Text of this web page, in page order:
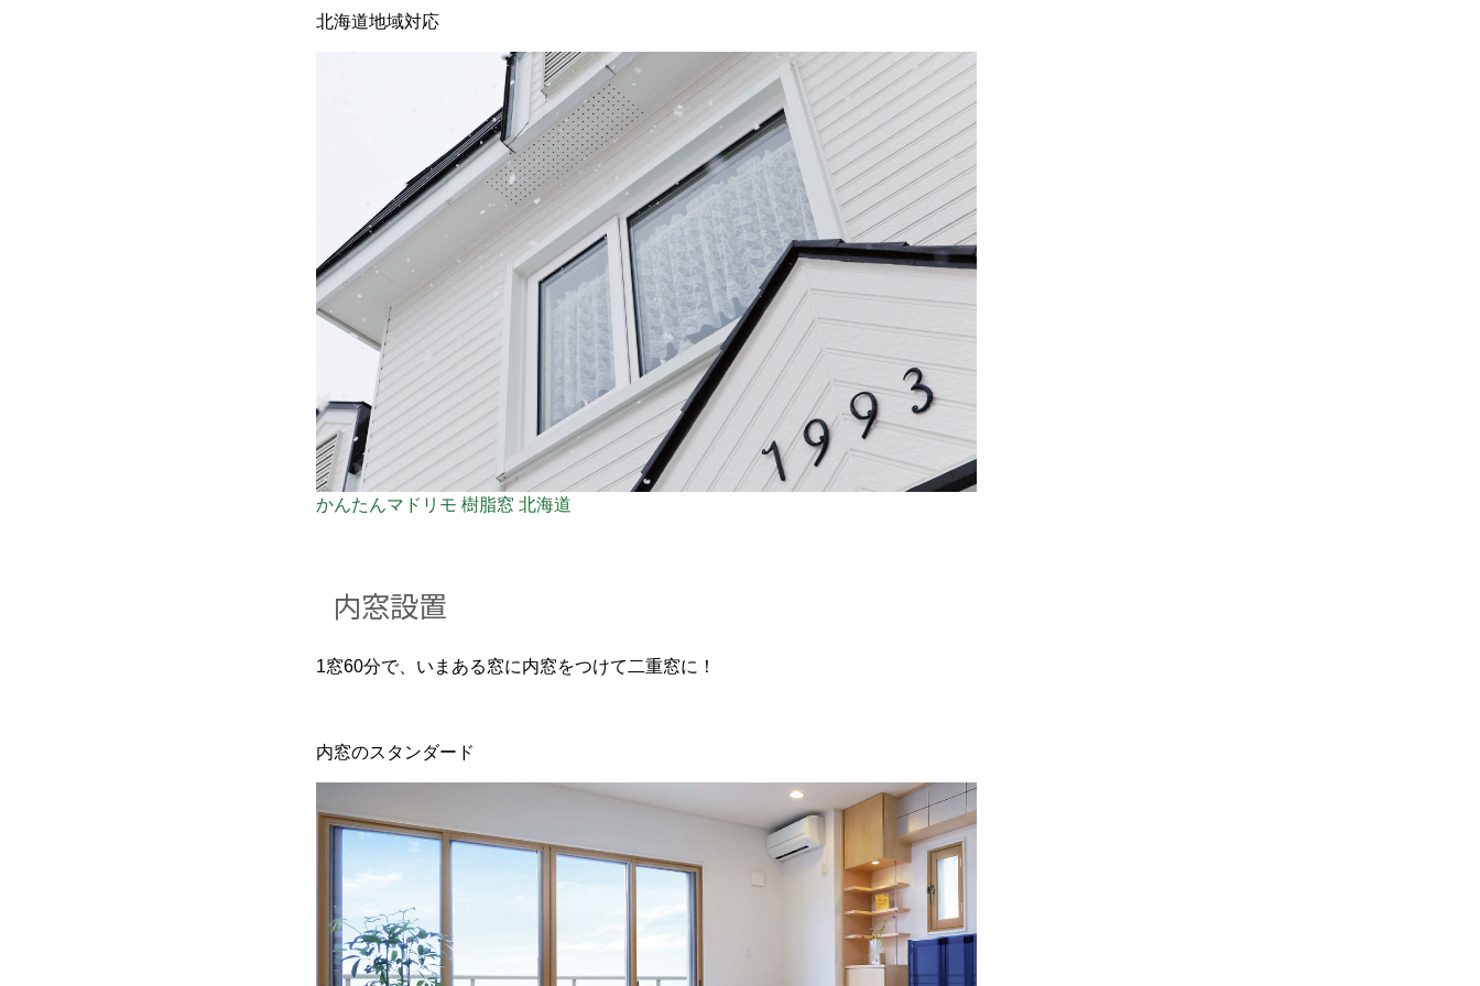
北海道地域対応
かんたんマドリモ 樹脂窓 北海道
内窓設置
1窓60分で、いまある窓に内窓をつけて二重窓に！
内窓のスタンダード